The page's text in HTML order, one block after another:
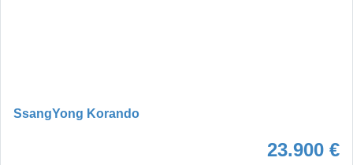
SsangYong Korando
23.900 €